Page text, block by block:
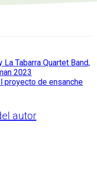
Tabarra Quartet Band,
2023
proyecto de ensanche
autor